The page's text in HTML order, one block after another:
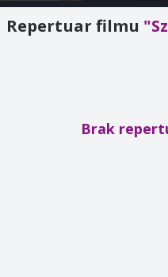
Repertuar filmu
Brak